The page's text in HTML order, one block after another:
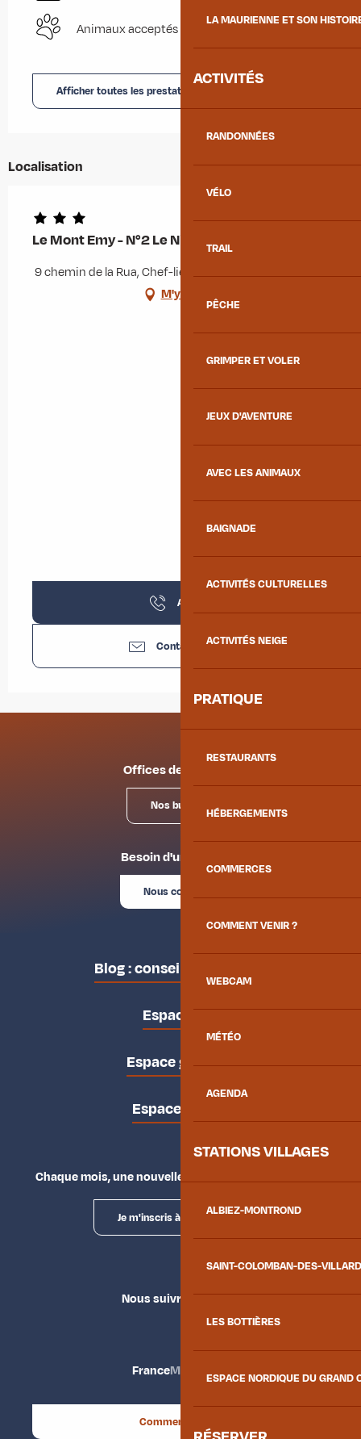
LA MAURIENNE ET SON
ACTIVITÉS
RANDONNÉES
VÉLO
TRAIL
PÊCHE
GRIMPER ET VOLER
JEUX D'AVENTURE
AVEC LES ANIMAUX
BAIGNADE
ACTIVITÉS CULTURELLES
ACTIVITÉS NEIGE
PRATIQUE
RESTAURANTS
HÉBERGEMENTS
COMMERCES
COMMENT VENIR ?
WEBCAM
MÉTÉO
AGENDA
STATIONS VILLAGES
ALBIEZ-MONTROND
SAINT-COLOMBAN-DES-
LES BOTTIÈRES
ESPACE NORDIQUE DU GRAND
Animaux acceptés
Afficher toutes les prestations
Localisation
Le Mont Emy - N°2 Le Nid Douillet
9 chemin de la Rua, Chef-lieu, 73300 Albiez-Montrond
M'y rendre
Appeler
Contactez-nous
Offices de tourisme
Nos bureaux
Besoin d'un conseil ?
Nous contacter
Blog : conseils des locaux
Espace pro
Espace groupes
Espace presse
Chaque mois, une nouvelle façon d'explorer la vallée.
Je m'inscris à la newsletter
Nous suivre
FranceMaurienne
Comment venir ?